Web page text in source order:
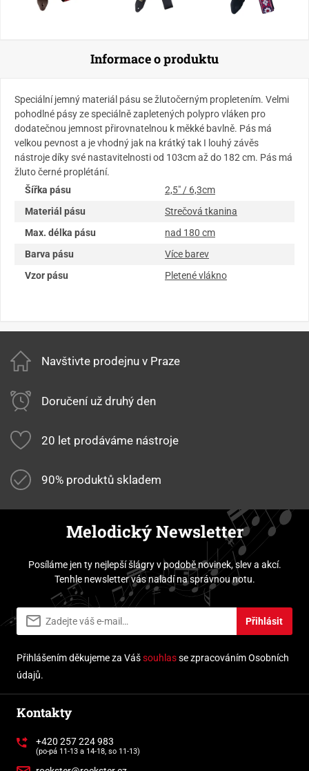
Informace o produktu
Speciální jemný materiál pásu se žlutočerným propletením. Velmi
pohodlné pásy ze speciálně zapletených polypro vláken pro
dodatečnou jemnost přirovnatelnou k měkké bavlně. Pás má
velkou pevnost a je vhodný jak na krátký tak I louhý závěs
nástroje díky své nastavitelnosti od 103cm až do 182 cm. Pás má
žluto černé proplétání.
Šířka pásu
2,5" / 6,3cm
Materiál pásu
Strečová tkanina
Max. délka pásu
nad 180 cm
Barva pásu
Více barev
Vzor pásu
Pletené vlákno
Navštivte prodejnu v Praze
Doručení už druhý den
20 let prodáváme nástroje
90% produktů skladem
Melodický Newsletter
Posíláme jen ty nejlepší šlágry v podobě novinek, slev a akcí.
Tenhle newsletter vás naladí na správnou notu.
Přihlásit
Přihlášením děkujeme za Vášsouhlasse zpracováním Osobních
údajů.
Kontakty
+420 257 224 983
(po-pá 11-13 a 14-18, so 11-13)